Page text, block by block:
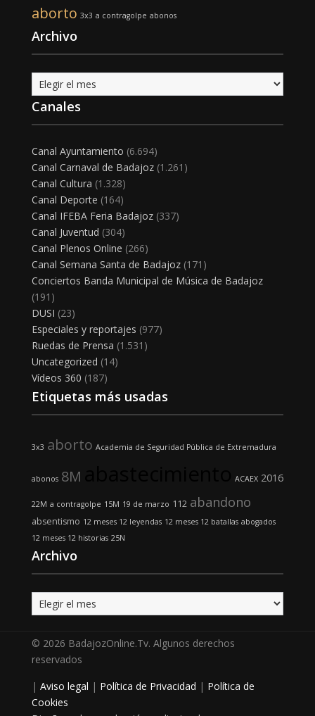
aborto 3x3 a contragolpe abonos
Archivo
Archivo
Canales
Canal Ayuntamiento (6.694)
Canal Carnaval de Badajoz(1.261)
Canal Cultura (1.328)
Canal Deporte (164)
Canal IFEBA Feria Badajoz(337)
Canal Juventud (304)
Canal Plenos Online (266)
Canal Semana Santa de Badajoz(171)
Conciertos Banda Municipal de Música de Badajoz
(191)
DUSI (23)
Especiales y reportajes (977)
Ruedas de Prensa (1.531)
Uncategorized (14)
Vídeos 360 (187)
Etiquetas más usadas
3x3 aborto Academia de Seguridad Pública de Extremadura
abonos 8M ACAEX 2016
22M a contragolpe 15M 19 de marzo 112 abandono
absentismo 12 meses 12 leyendas 12 meses 12 batallas abogados
12 meses 12 historias 25N
Archivo
Archivo
© 2026 BadajozOnline.Tv. Algunos derechos
reservados
| Aviso legal | Política de Privacidad | Política de
Cookies